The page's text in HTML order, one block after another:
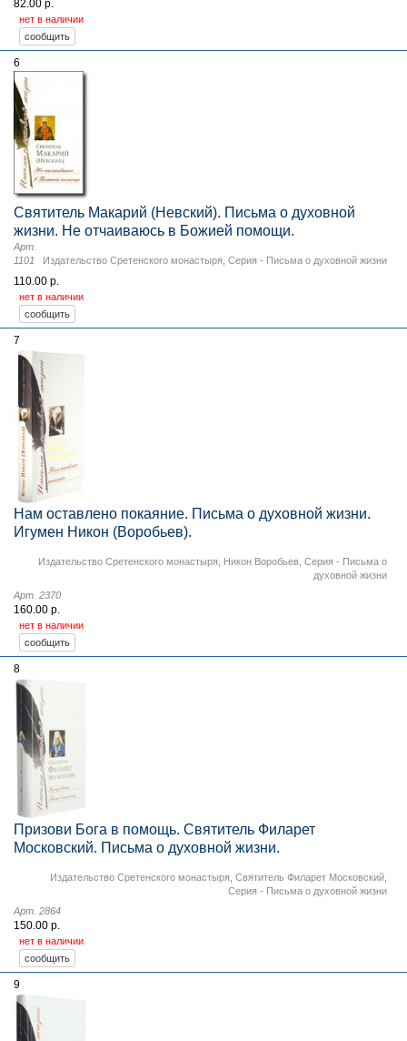
82.00 р.
нет в наличии
6
Святитель Макарий (Невский). Письма о духовной
жизни. Не отчаиваюсь в Божией помощи.
Издательство Сретенского монастыря Серия - Письма о духовной жизни
Арт.
1101
110.00 р.
нет в наличии
7
Нам оставлено покаяние. Письма о духовной жизни.
Игумен Никон (Воробьев).
Издательство Сретенского монастыря Никон Воробьев Серия - Письма о
духовной жизни
Арт. 2370
160.00 р.
нет в наличии
8
Призови Бога в помощь. Святитель Филарет
Московский. Письма о духовной жизни.
Издательство Сретенского монастыря Святитель Филарет Московский
Серия - Письма о духовной жизни
Арт. 2864
150.00 р.
нет в наличии
9